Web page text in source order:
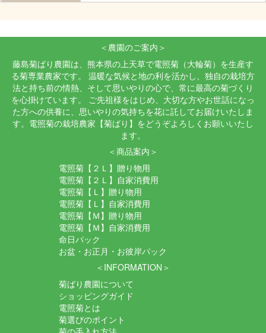
＜農園のご案内＞
藤島菊ばり農園は、熊本県の上天草で電照菊（大輪菊）を生産す
る菊専業農家です。 温暖な気候と地の利を活かし、独自の栽培方
法と持ち前の情熱、そして思いやりの心で、常に最高の菊づくり
を心掛けています。 ご先祖様をはじめ、大切な方やお世話になっ
た方への供養に、思いやりの気持ちを花に託してお届けいたしま
す。電照菊の栽培農家【菊ばり】をどうぞよろしくお願いいたし
ます。
＜商品案内＞
電照菊【２Ｌ】贈り物用
電照菊【２Ｌ】自家消費用
電照菊【Ｌ】贈り物用
電照菊【Ｌ】自家消費用
電照菊【Ｍ】贈り物用
電照菊【Ｍ】自家消費用
命日パック
お盆・お正月・お彼岸パック
＜INFORMATION＞
菊ばり農園について
ショッピングガイド
電照菊とは
菊選びのポイント